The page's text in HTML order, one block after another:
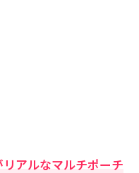
アルなマルチポーチ